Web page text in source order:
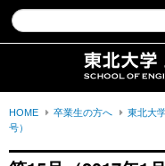
HOME 卒業生の方へ 東北大
号）